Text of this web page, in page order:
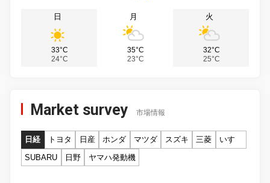
日
33°C
24°C
月
35°C
23°C
火
32°C
25°C
Market survey 市場情報
日経 トヨタ 日産 ホンダ マツダ スズキ 三菱
いすゞ
SUBARU
日野 ヤマハ発動機